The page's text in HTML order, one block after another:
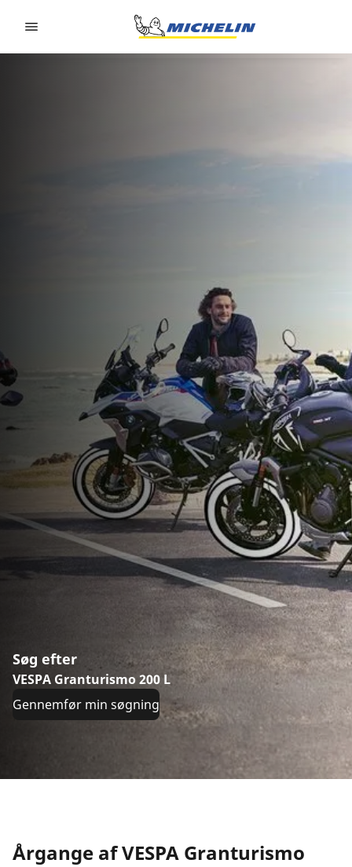
Søg efter
VESPA Granturismo 200 L
Gennemfør min søgning
Årgange af VESPA Granturismo